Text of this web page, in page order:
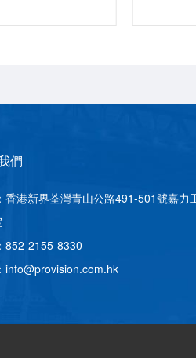
們
香港新界荃灣青山公路491-501號嘉力
852-2155-8330
info@provision.com.hk